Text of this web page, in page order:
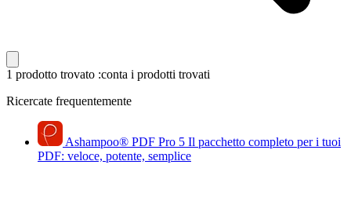
1 prodotto trovato :conta i prodotti trovati
Ricercate frequentemente
Ashampoo® PDF Pro 5 Il pacchetto completo per i tuoi
PDF: veloce, potente, semplice